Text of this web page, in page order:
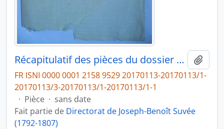
Récapitulatif des pièces du dossier d'acquisition de la Villa Médicis
FR ISNI 0000 0001 2158 9529 20170113-20170113/1-
20170113/3-20170113/1-20170113/1-1
· Pièce · sans date
Fait partie de Directorat de Joseph-Benoît Suvée
(1792-1807)